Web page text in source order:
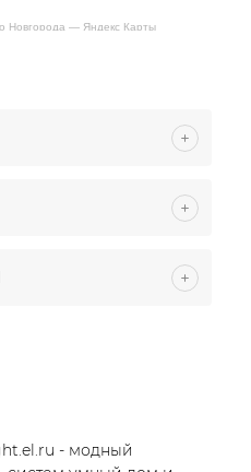
Новгорода — Яндекс Карты
- модный